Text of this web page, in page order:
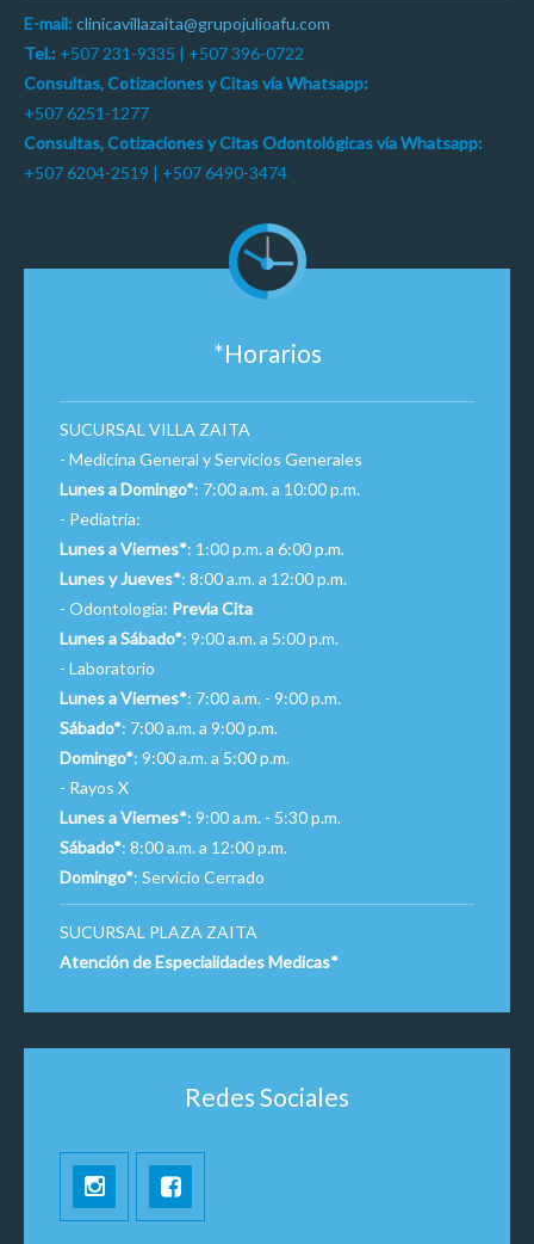
E-mail: clinicavillazaita@grupojulioafu.com
Tel.: +507 231-9335 | +507 396-0722
Consultas, Cotizaciones y Citas vía Whatsapp:
+507 6251-1277
Consultas, Cotizaciones y Citas Odontológicas vía Whatsapp:
+507 6204-2519 | +507 6490-3474
*Horarios
SUCURSAL VILLA ZAITA
- Medicina General y Servicios Generales
Lunes a Domingo*: 7:00 a.m. a 10:00 p.m.
- Pediatría:
Lunes a Viernes*: 1:00 p.m. a 6:00 p.m.
Lunes y Jueves*: 8:00 a.m. a 12:00 p.m.
- Odontología: Previa Cita
Lunes a Sábado*: 9:00 a.m. a 5:00 p.m.
- Laboratorio
Lunes a Viernes*: 7:00 a.m. - 9:00 p.m.
Sábado*: 7:00 a.m. a 9:00 p.m.
Domingo*: 9:00 a.m. a 5:00 p.m.
- Rayos X
Lunes a Viernes*: 9:00 a.m. - 5:30 p.m.
Sábado*: 8:00 a.m. a 12:00 p.m.
Domingo*: Servicio Cerrado
SUCURSAL PLAZA ZAITA
Atención de Especialidades Medicas*
Redes Sociales